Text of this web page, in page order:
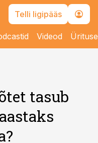
Telli ligipääs
Videod
tasub